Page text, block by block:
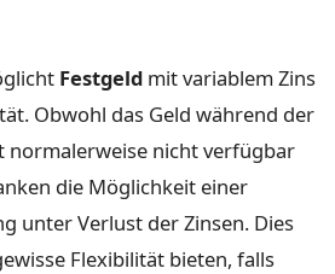
Festgeld mit variablem Zins
Obwohl das Geld während der
normalerweise nicht verfügbar
die Möglichkeit einer
unter Verlust der Zinsen. Dies
Flexibilität bieten, falls